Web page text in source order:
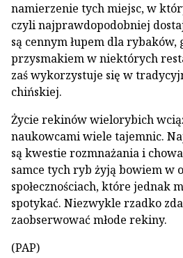
namierzenie tych miejsc, w
czyli najprawdopodobniej
są cennym łupem dla rybaków,
przysmakiem w niektórych
zaś wykorzystuje się w
chińskiej.
Życie rekinów wielorybich
naukowcami wiele tajemnic.
są kwestie rozmnażania i
samce tych ryb żyją bowiem w
społecznościach, które jednak
spotykać. Niezwykle rzadko
zaobserwować młode rekiny.
(PAP)